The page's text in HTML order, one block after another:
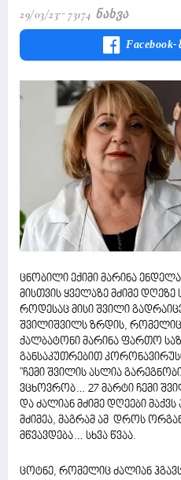
29/03/23 73174 Ნახვა
ცნობილი ექიმი მარინა
მისთვის ყველაზე მძიმე დღეზე
როდესაც მისი შვილი
შვილიშვილს ზრდის, რომელიც
ქალბატონი მარინა ფართო
განსაკუთრებით
"ჩემი შვილის ასლია
ვცხოვრობ… 27 მარტი ჩემი
და ძალიან მძიმე დღეები
მძიმეა, მაგრამ ამ დროს
მწვავდება… სხვა წვაა.
ცოტნე, რომელიც ძალიან ჰგავს